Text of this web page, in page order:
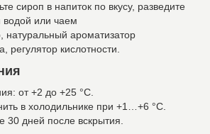
сироп в напиток по вкусу, разведите
водой или чаем
натуральный ароматизатор
регулятор кислотности.
от +2 до +25 °C.
в холодильнике при +1…+6 °C.
30 дней после вскрытия.